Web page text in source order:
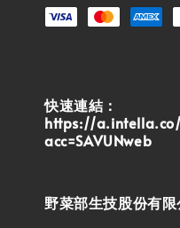
快速連結：
https://
acc=SAVUNweb
野菜部生技股份有限